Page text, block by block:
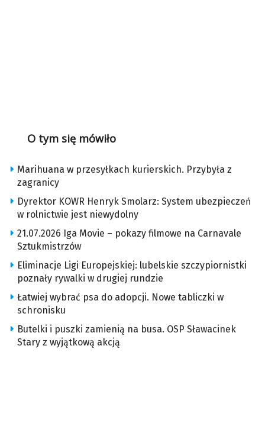
O tym się mówiło
Marihuana w przesyłkach kurierskich. Przybyła z
zagranicy
Dyrektor KOWR Henryk Smolarz: System ubezpieczeń
w rolnictwie jest niewydolny
21.07.2026 Iga Movie – pokazy filmowe na Carnavale
Sztukmistrzów
Eliminacje Ligi Europejskiej: lubelskie szczypiornistki
poznały rywalki w drugiej rundzie
Łatwiej wybrać psa do adopcji. Nowe tabliczki w
schronisku
Butelki i puszki zamienią na busa. OSP Sławacinek
Stary z wyjątkową akcją